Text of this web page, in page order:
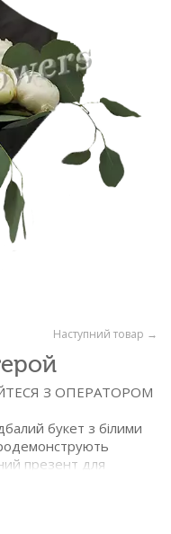
Наступний товар →
З ОПЕРАТОРОМ
букет з білими
презент для
25 см.